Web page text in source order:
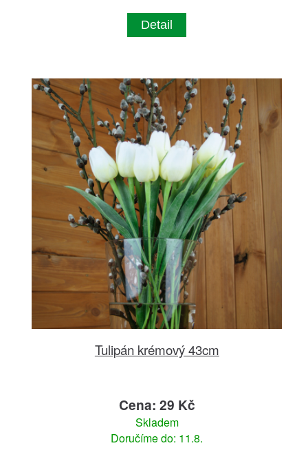
Detail
Tulipán krémový 43cm
Cena: 29 Kč
Skladem
Doručíme do: 11.8.